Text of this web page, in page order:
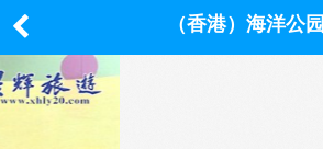
（香港）海洋公园